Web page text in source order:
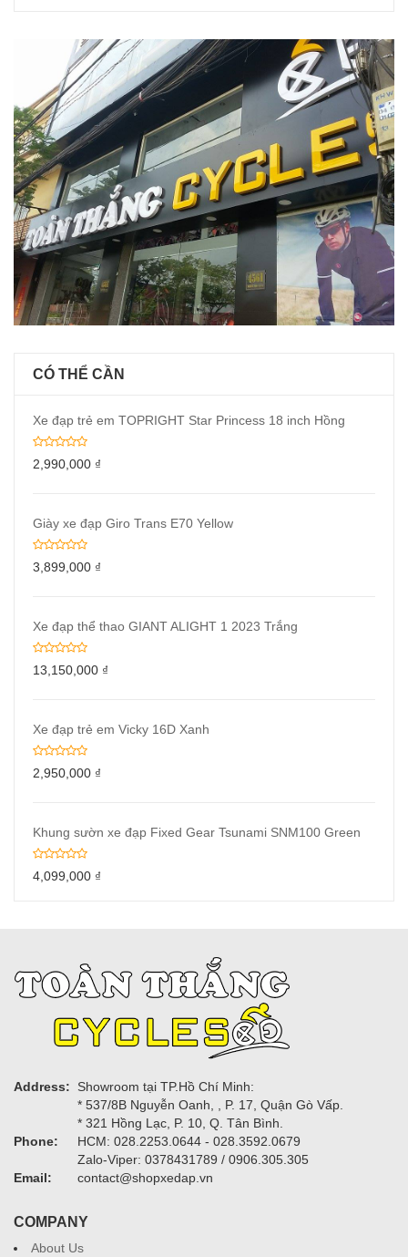
CÓ THỂ CẦN
Xe đạp trẻ em TOPRIGHT Star Princess 18 inch Hồng
2,990,000 ₫
Giày xe đạp Giro Trans E70 Yellow
3,899,000 ₫
Xe đạp thể thao GIANT ALIGHT 1 2023 Trắng
13,150,000 ₫
Xe đạp trẻ em Vicky 16D Xanh
2,950,000 ₫
Khung sườn xe đạp Fixed Gear Tsunami SNM100 Green
4,099,000 ₫
Address:
Showroom tại TP.Hồ Chí Minh:
* 537/8B Nguyễn Oanh, , P. 17, Quận Gò Vấp.
* 321 Hồng Lạc, P. 10, Q. Tân Bình.
Phone:
HCM: 028.2253.0644 - 028.3592.0679
Zalo-Viper: 0378431789 / 0906.305.305
Email:
contact@shopxedap.vn
COMPANY
About Us